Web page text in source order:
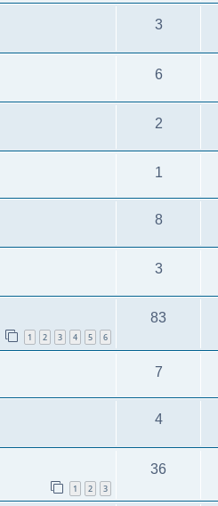
3
6
2
1
8
3
1 2 3 4 5 6
83
7
4
1 2 3
36